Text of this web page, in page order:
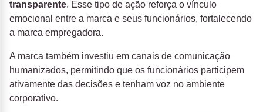
transparente. Esse tipo de ação reforça o vínculo
emocional entre a marca e seus funcionários, fortalecendo
a marca empregadora​.
A marca também investiu em canais de comunicação
humanizados, permitindo que os funcionários participem
ativamente das decisões e tenham voz no ambiente
corporativo.